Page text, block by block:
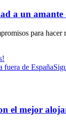
a un
para
fuera de España
el mejor